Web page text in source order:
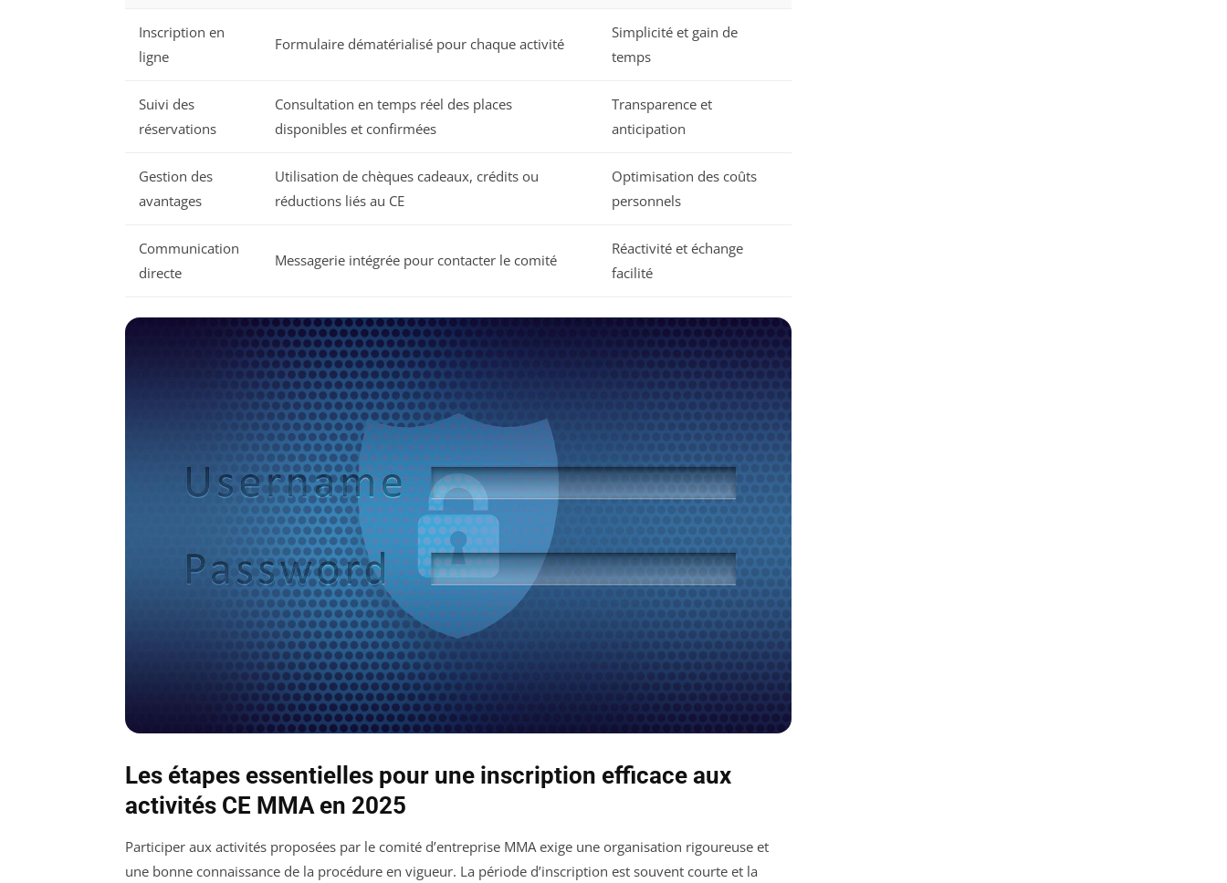
Inscription en
ligne
Formulaire dématérialisé pour chaque activité
Simplicité et gain de
temps
Suivi des
réservations
Consultation en temps réel des places
disponibles et confirmées
Transparence et
anticipation
Gestion des
avantages
Utilisation de chèques cadeaux, crédits ou
réductions liés au CE
Optimisation des coûts
personnels
Communication
directe
Messagerie intégrée pour contacter le comité
Réactivité et échange
facilité
Les étapes essentielles pour une inscription efficace aux
activités CE MMA en 2025
Participer aux activités proposées par le comité d’entreprise MMA exige une organisation rigoureuse et
une bonne connaissance de la procédure en vigueur. La période d’inscription est souvent courte et la